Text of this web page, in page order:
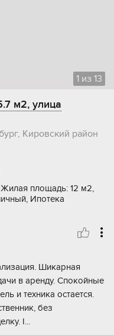
1 из 13
м2, улица
Кировский район
площадь: 12 м2,
Ипотека
Шикарная
в аренду. Спокойные
и техника остается.
без
I...